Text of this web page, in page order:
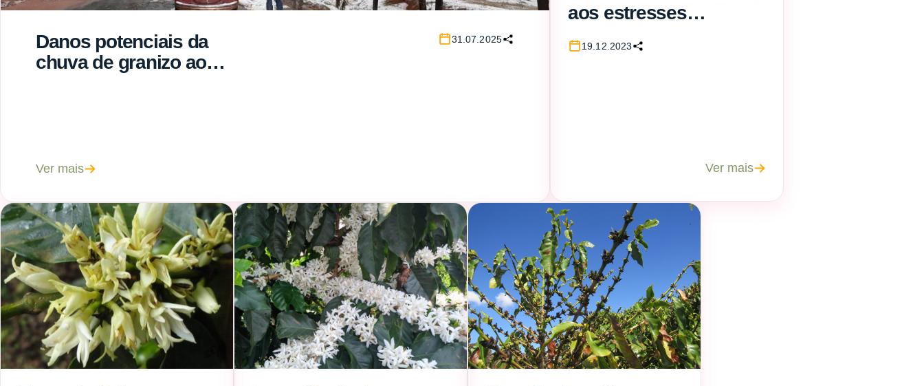
Danos potenciais da
chuva de granizo ao
31.07.2025
Ver mais
aos estresses
19.12.2023
Ver mais